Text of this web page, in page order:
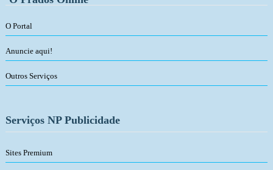
O Portal
Anuncie aqui!
Outros Serviços
Serviços NP Publicidade
Sites Premium